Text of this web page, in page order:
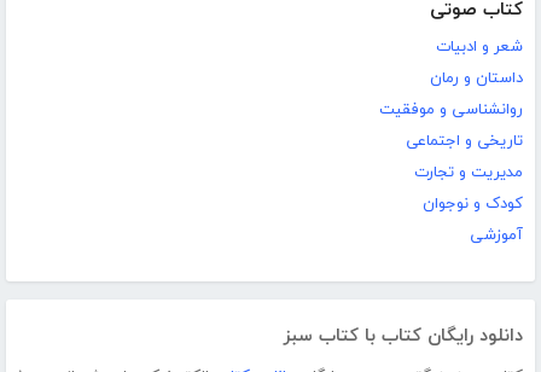
کتاب صوتی
شعر و ادبیات
داستان و رمان
روانشناسی و موفقیت
تاریخی و اجتماعی
مدیریت و تجارت
کودک و نوجوان
آموزشی
دانلود رایگان کتاب با کتاب سبز